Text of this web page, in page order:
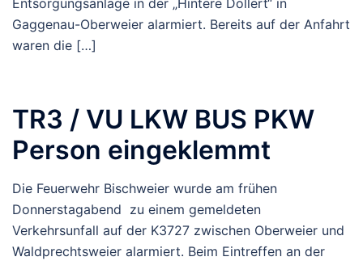
Entsorgungsanlage in der „Hintere Dollert“ in
Gaggenau-Oberweier alarmiert. Bereits auf der Anfahrt
waren die […]
TR3 / VU LKW BUS PKW
Person eingeklemmt
Die Feuerwehr Bischweier wurde am frühen
Donnerstagabend zu einem gemeldeten
Verkehrsunfall auf der K3727 zwischen Oberweier und
Waldprechtsweier alarmiert. Beim Eintreffen an der